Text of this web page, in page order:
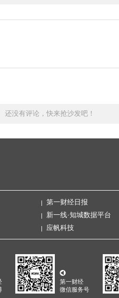
还没有评论，快来抢沙发吧！
第一财经日报
新一线·知城数据平台
应帆科技
第一财经
微信服务号